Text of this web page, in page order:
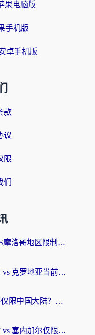
果电脑版
手机版
卓手机版
款
议
限
在国外看世界杯法国VS摩洛哥地区限制？这篇指南让你流畅看中文解说无压力
在国外看世界杯英格兰 vs 克罗地亚当前地区不可播放？这篇指南帮你搞定所有海外观赛难题
在海外看央视频世界杯仅限中国大陆？这篇指南帮你解锁中文解说+无卡顿直播
在海外看世界杯比利时 vs 塞内加尔仅限中国大陆？我找到了最流畅的中文解说之路